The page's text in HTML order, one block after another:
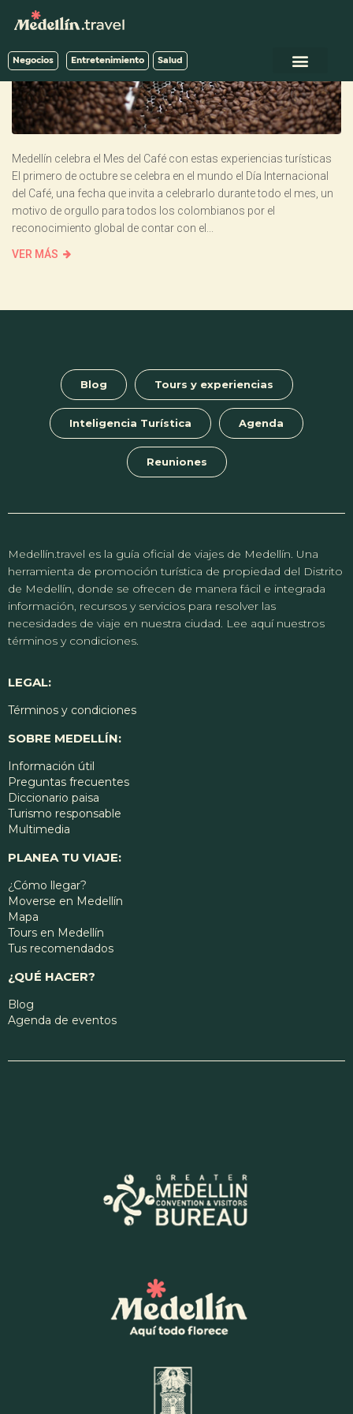
Negocios Entretenimiento Salud
Medellín celebra el Mes del Café con estas experiencias turísticas
El primero de octubre se celebra en el mundo el Día Internacional
del Café, una fecha que invita a celebrarlo durante todo el mes, un
motivo de orgullo para todos los colombianos por el
reconocimiento global de contar con el...
VER MÁS
Blog Tours y experiencias
Inteligencia Turística Agenda
Reuniones
Medellín.travel es la guía oficial de viajes de Medellín. Una
herramienta de promoción turística de propiedad del Distrito
de Medellín, donde se ofrecen de manera fácil e integrada
información, recursos y servicios para resolver las
necesidades de viaje en nuestra ciudad. Lee aquí nuestros
términos y condiciones.
LEGAL:
Términos y condiciones
SOBRE MEDELLÍN:
Información útil
Preguntas frecuentes
Diccionario paisa
Turismo responsable
Multimedia
PLANEA TU VIAJE:
¿Cómo llegar?
Moverse en Medellín
Mapa
Tours en Medellín
Tus recomendados
¿QUÉ HACER?
Blog
Agenda de eventos